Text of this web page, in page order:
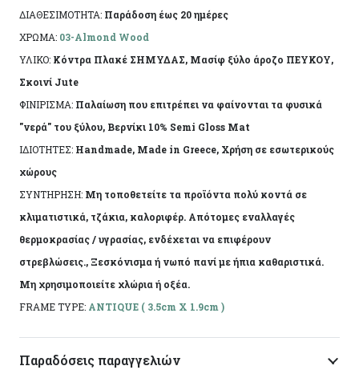
κατασκευή, άχρωμο προστατευτικό βερνίκι,
ιδανικά για διακόσμηση.
Η πρώτη ύλη επιτρέπει να εμφανίζονται τυχόν
νερά ή ρόζοι. Το αντικείμενο ενδέχεται να φέρει
ελάχιστες αποκλίσεις ανά προϊόν λόγω της
χειροποίητης κατασκευής του. Made in Greece, by
Korres Craft
ΔΙΑΘΕΣΙΜΟΤΗΤΑ: Παράδοση έως 20 ημέρες
ΧΡΩΜΑ: 03-Almond Wood
ΥΛΙΚΟ: Κόντρα Πλακέ ΣΗΜΥΔΑΣ, Μασίφ ξύλο άροζο ΠΕΥΚΟΥ,
Σκοινί Jute
ΦΙΝΙΡΙΣΜΑ: Παλαίωση που επιτρέπει να φαίνονται τα φυσικά
"νερά" του ξύλου, Βερνίκι 10% Semi Gloss Mat
ΙΔΙΟΤΗΤΕΣ: Handmade, Made in Greece, Χρήση σε εσωτερικούς
χώρους
ΣΥΝΤΗΡΗΣΗ: Μη τοποθετείτε τα προϊόντα πολύ κοντά σε
κλιματιστικά, τζάκια, καλοριφέρ. Απότομες εναλλαγές
θερμοκρασίας / υγρασίας, ενδέχεται να επιφέρουν
στρεβλώσεις., Ξεσκόνισμα ή νωπό πανί με ήπια καθαριστικά.
Μη χρησιμοποιείτε χλώρια ή οξέα.
FRAME TYPE: ANTIQUE ( 3.5cm X 1.9cm )
Παραδόσεις παραγγελιών